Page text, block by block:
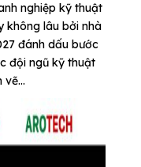
nghiệp kỹ thuật
không lâu bởi nhà
đánh dấu bước
đội ngũ kỹ thuật